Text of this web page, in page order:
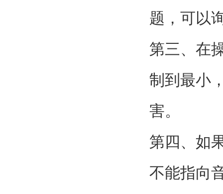
题，可以
第三、在
制到最小
害。
第四、如
不能指向